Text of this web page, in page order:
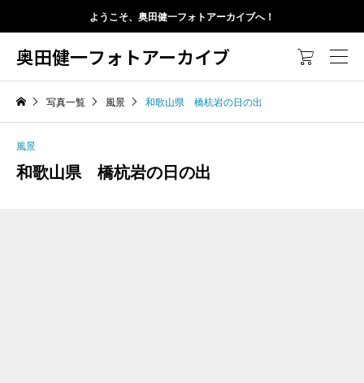
ようこそ、奥田健一フォトアーカイブへ！
奥田健一フォトアーカイブ 
写真一覧 風景 和歌山県 橋杭岩の日の出
風景
和歌山県 橋杭岩の日の出